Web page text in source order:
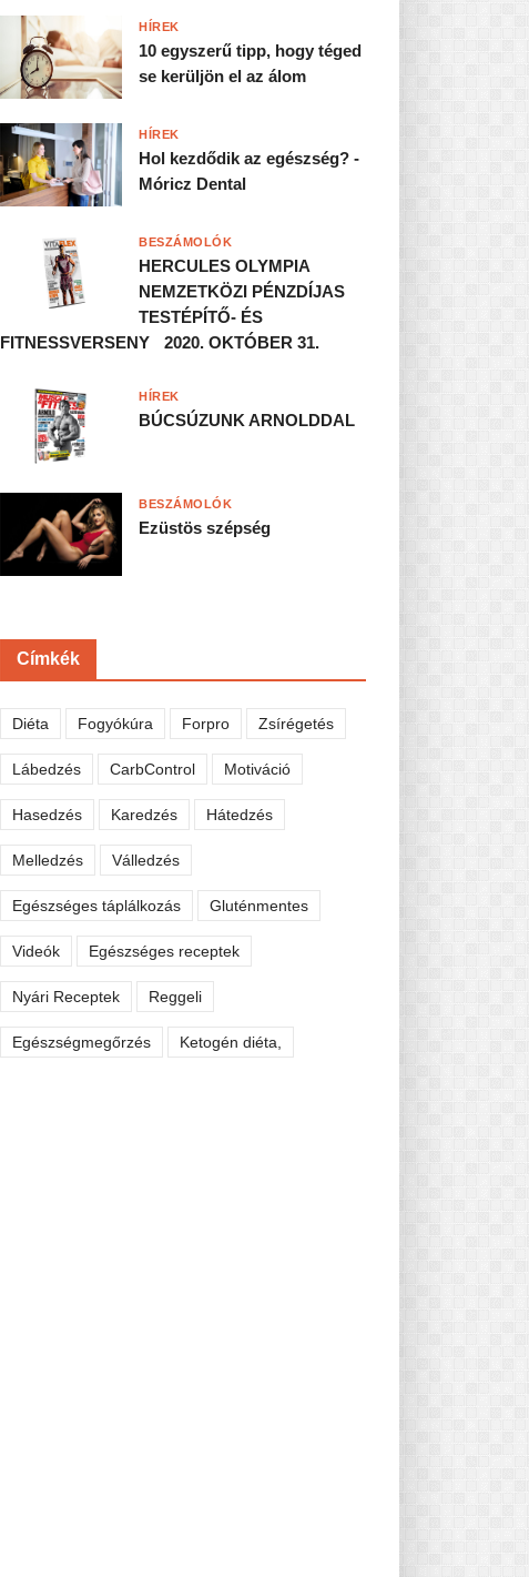
10 egyszerű tipp, hogy téged
se kerüljön el az álom
HÍREK
Hol kezdődik az egészség? -
Móricz Dental
HÍREK
HERCULES OLYMPIA
NEMZETKÖZI PÉNZDÍJAS
TESTÉPÍTŐ- ÉS
FITNESSVERSENY 2020. OKTÓBER 31.
BESZÁMOLÓK
BÚCSÚZUNK ARNOLDDAL
HÍREK
Ezüstös szépség
BESZÁMOLÓK
Címkék
Diéta Fogyókúra Forpro Zsírégetés
Lábedzés CarbControl Motiváció
Hasedzés Karedzés Hátedzés
Melledzés Válledzés
Egészséges táplálkozás Gluténmentes
Videók Egészséges receptek
Nyári Receptek Reggeli
Egészségmegőrzés Ketogén diéta,